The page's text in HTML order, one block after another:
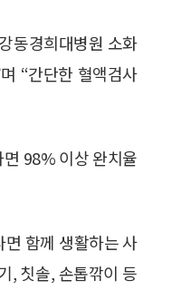
동경희대병원 소화
“간단한 혈액검사
98% 이상 완치율
함께 생활하는 사
, 칫솔, 손톱깎이 등